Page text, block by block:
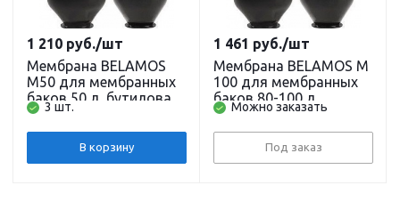
Мембрана BELAMOS
M50 для мембранных
баков 50 л, бутиловая
резина
3 шт.
1 210 руб./шт
В корзину
Мембрана BELAMOS M
100 для мембранных
баков 80-100 л,
бутиловая резина,
проходная
Можно заказать
1 461 руб./шт
Под заказ